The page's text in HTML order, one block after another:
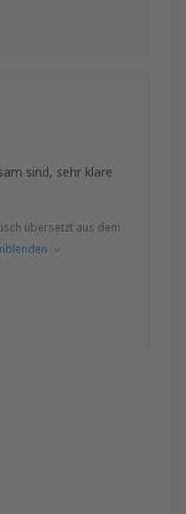
sind, sehr klare
übersetzt aus dem